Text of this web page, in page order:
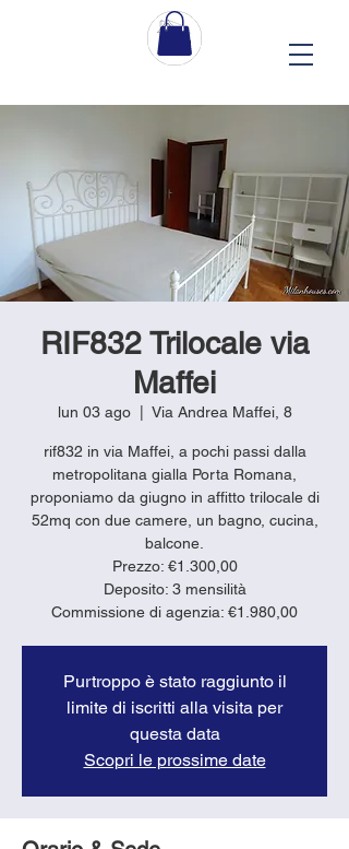
RIF832 Trilocale via
Maffei
lun 03 ago
  |
Via Andrea Maffei, 8
rif832 in via Maffei, a pochi passi dalla
metropolitana gialla Porta Romana,
proponiamo da giugno in affitto trilocale di
52mq con due camere, un bagno, cucina,
balcone.
Prezzo: €1.300,00
Deposito: 3 mensilità
Purtroppo è stato raggiunto il
limite di iscritti alla visita per
questa data
Scopri le prossime date